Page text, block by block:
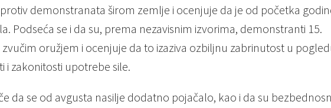
demonstranata širom zemlje i ocenjuje da je od početka
Podseća se i da su, prema nezavisnim izvorima, demonstranti 15.
oružjem i ocenjuje da to izaziva ozbiljnu zabrinutost u
i zakonitosti upotrebe sile.
da se od avgusta nasilje dodatno pojačalo, kao i da su